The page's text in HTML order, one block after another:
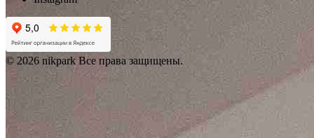
© 2026 nikpark Все права защищены.